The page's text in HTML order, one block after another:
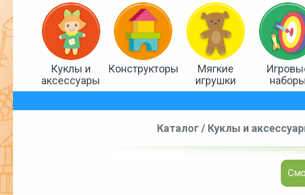
Куклы и
аксессуары
Конструкторы
Мягкие
игрушки
наборы
Каталог / Куклы и